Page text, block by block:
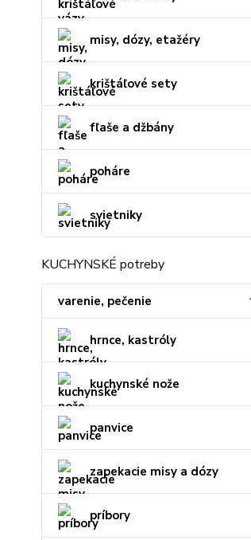
misy, dózy, etažéry
krištáľové sety
fľaše a džbány
poháre
svietniky
KUCHYNSKÉ potreby
varenie, pečenie
hrnce, kastróly
kuchynské nože
panvice
zapekacie misy a dózy
príbory